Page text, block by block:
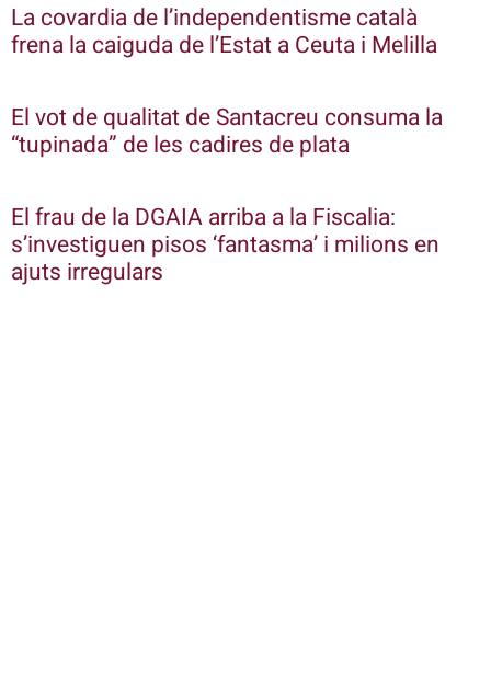
La covardia de l’independentisme català
frena la caiguda de l’Estat a Ceuta i Melilla
El vot de qualitat de Santacreu consuma la
“tupinada” de les cadires de plata
El frau de la DGAIA arriba a la Fiscalia:
s’investiguen pisos ‘fantasma’ i milions en
ajuts irregulars